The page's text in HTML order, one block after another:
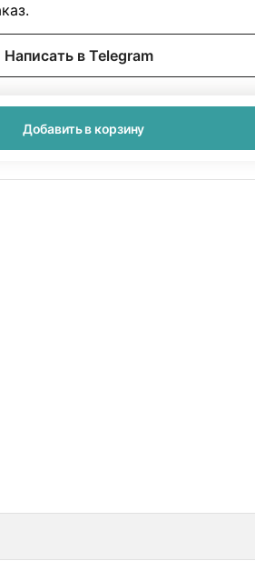
Написать в Telegram
Добавить в корзину